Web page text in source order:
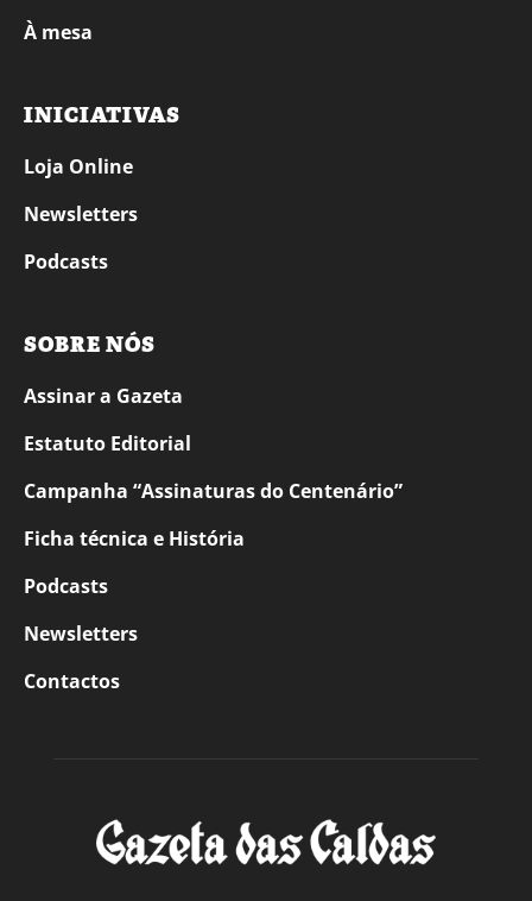
À mesa
INICIATIVAS
Loja Online
Newsletters
Podcasts
SOBRE NÓS
Assinar a Gazeta
Estatuto Editorial
Campanha “Assinaturas do Centenário”
Ficha técnica e História
Podcasts
Newsletters
Contactos